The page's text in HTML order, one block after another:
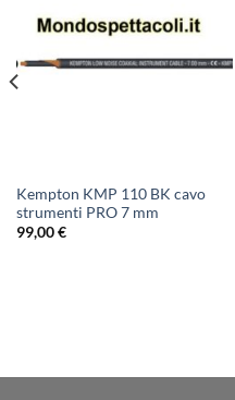
Kempton KMP 110 BK cavo
strumenti PRO 7 mm
99,00€